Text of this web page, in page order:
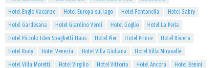
Hotel Englo Vacanze
Hotel Europa sul lago Hotel Fontanella
Hotel Gabry
Hotel Gardesana
Hotel Giardino Verdi Hotel Goglio
Hotel La Perla
Hotel Piccolo Eden Spaghetti Haus
Hotel Pier Hotel Prince
Hotel Riviera
Hotel Rudy
Hotel Venezia Hotel Villa Giuliana
Hotel Villa Miravalle
Hotel Villa Moretti
Hotel Virgilio Hotel Vittoria Hotel Ancora Hotel Benini